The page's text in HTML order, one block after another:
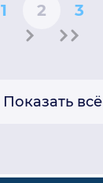
1 2 3
Показать всё